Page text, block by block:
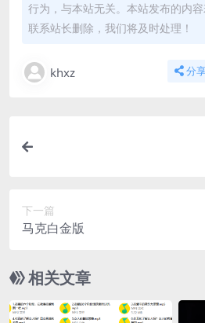
行为，与本站无关。本站发布的内
联系站长删除，我们将及时处理！
khxz 分
下一篇
马克白金版
相关文章